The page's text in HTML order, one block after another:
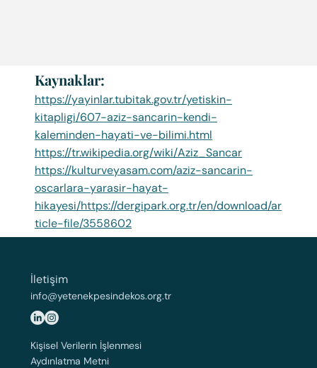
Kaynaklar:
https://yayinlar.tubitak.gov.tr/yetiskin-
kitapligi/607-aziz-sancarin-kendi-
kaleminden-hayati-ve-bilimi.html
https://tr.wikipedia.org/wiki/Aziz_Sancar
https://kulturveyasam.com/aziz-sancarin-
oscarlara-yarasir-hayat-
hikayesi/https://dergipark.org.tr/en/download/ar
ticle-file/3558602
İletişim
info@yetenekpesindekos.org.tr
Kişisel Verilerin İşlenmesi
Aydınlatma Metni